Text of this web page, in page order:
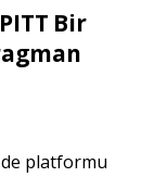
Bir
de platformu